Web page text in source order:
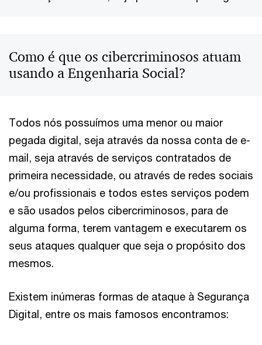
Como é que os cibercriminosos atuam
usando a Engenharia Social?
Todos nós possuímos uma menor ou maior
pegada digital, seja através da nossa conta de e-
mail, seja através de serviços contratados de
primeira necessidade, ou através de redes sociais
e/ou profissionais e todos estes serviços podem
e são usados pelos cibercriminosos, para de
alguma forma, terem vantagem e executarem os
seus ataques qualquer que seja o propósito dos
mesmos.
Existem inúmeras formas de ataque à Segurança
Digital, entre os mais famosos encontramos: